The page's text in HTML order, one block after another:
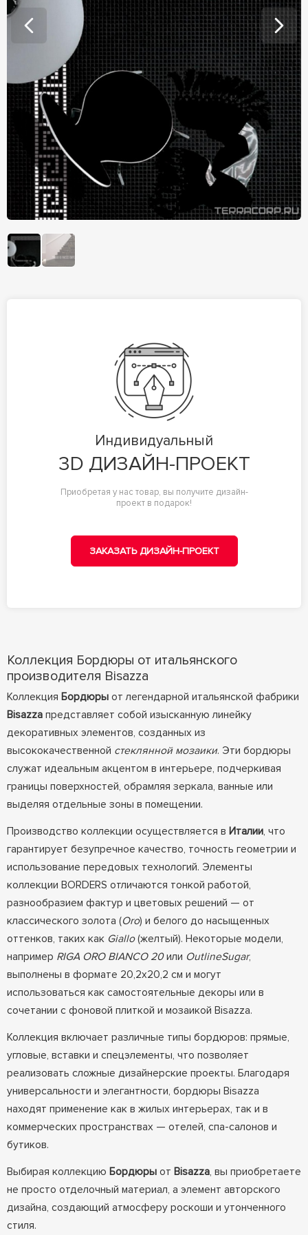
Индивидуальный
3D ДИЗАЙН-ПРОЕКТ
Приобретая у нас товар, вы получите дизайн-
проект в подарок!
ЗАКАЗАТЬ ДИЗАЙН-ПРОЕКТ
Коллекция Бордюры от итальянского
производителя Bisazza
Коллекция Бордюрыот легендарной итальянской фабрики
Bisazzaпредставляет собой изысканную линейку
декоративных элементов, созданных из
высококачественной стеклянной мозаики. Эти бордюры
служат идеальным акцентом в интерьере, подчеркивая
границы поверхностей, обрамляя зеркала, ванные или
выделяя отдельные зоны в помещении.
Производство коллекции осуществляется в Италии, что
гарантирует безупречное качество, точность геометрии и
использование передовых технологий. Элементы
коллекции BORDERS отличаются тонкой работой,
разнообразием фактур и цветовых решений — от
классического золота (Oro) и белого до насыщенных
оттенков, таких как Giallo(желтый). Некоторые модели,
например RIGA ORO BIANCO 20или OutlineSugar,
выполнены в формате 20,2x20,2 см и могут
использоваться как самостоятельные декоры или в
сочетании с фоновой плиткой и мозаикой Bisazza.
Коллекция включает различные типы бордюров: прямые,
угловые, вставки и спецэлементы, что позволяет
реализовать сложные дизайнерские проекты. Благодаря
универсальности и элегантности, бордюры Bisazza
находят применение как в жилых интерьерах, так и в
коммерческих пространствах — отелей, спа-салонов и
бутиков.
Выбирая коллекцию Бордюрыот Bisazza, вы приобретаете
не просто отделочный материал, а элемент авторского
дизайна, создающий атмосферу роскоши и утонченного
стиля.